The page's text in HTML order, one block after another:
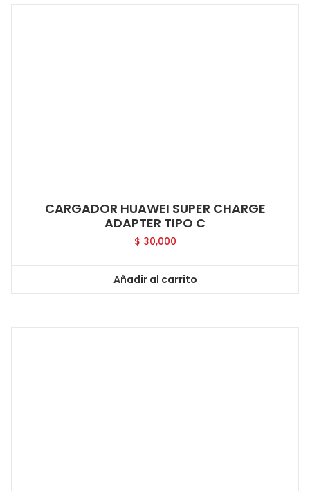
CARGADOR HUAWEI SUPER CHARGE
ADAPTER TIPO C
$ 30,000
Añadir al carrito